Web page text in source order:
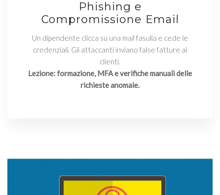
Phishing e
Compromissione Email
Un dipendente clicca su una mail fasulla e cede le
credenziali. Gli attaccanti inviano false fatture ai
clienti.
Lezione: formazione, MFA e verifiche manuali delle
richieste anomale.